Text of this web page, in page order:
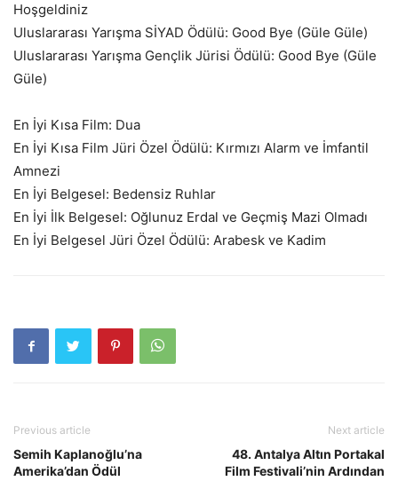
Hoşgeldiniz
Uluslararası Yarışma SİYAD Ödülü: Good Bye (Güle Güle)
Uluslararası Yarışma Gençlik Jürisi Ödülü: Good Bye (Güle
Güle)
En İyi Kısa Film: Dua
En İyi Kısa Film Jüri Özel Ödülü: Kırmızı Alarm ve İmfantil
Amnezi
En İyi Belgesel: Bedensiz Ruhlar
En İyi İlk Belgesel: Oğlunuz Erdal ve Geçmiş Mazi Olmadı
En İyi Belgesel Jüri Özel Ödülü: Arabesk ve Kadim
Previous article
Semih Kaplanoğlu’na
Amerika’dan Ödül
Next article
48. Antalya Altın Portakal
Film Festivali’nin Ardından